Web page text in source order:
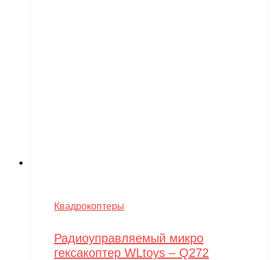
Квадрокоптеры
Радиоуправляемый микро
гексакоптер WLtoys – Q272